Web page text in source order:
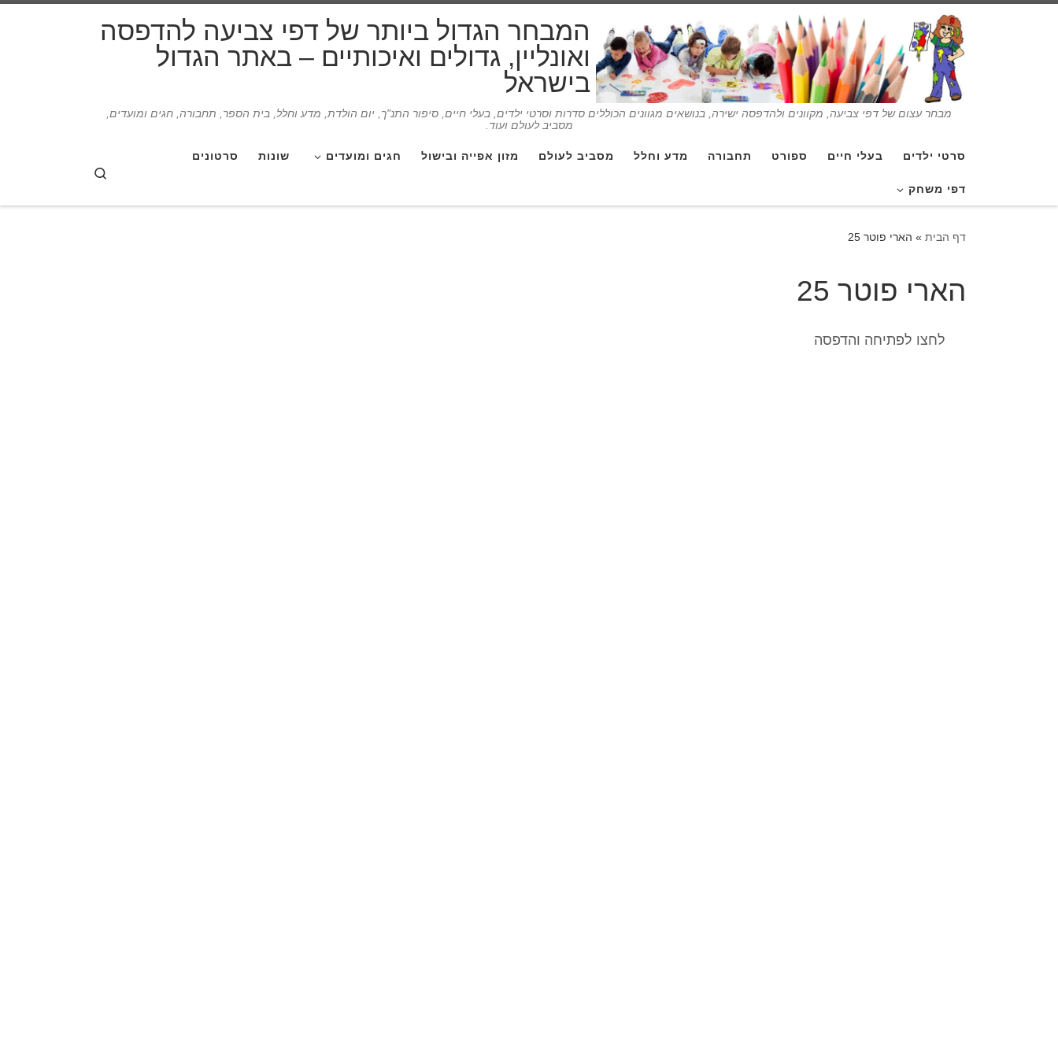
המבחר הגדול ביותר של דפי צביעה להדפסה
ואונליין, גדולים ואיכותיים – באתר הגדול
בישראל
מבחר עצום של דפי צביעה, מקוונים ולהדפסה ישירה, בנושאים מגוונים הכוללים סדרות וסרטי ילדים, בעלי חיים, סיפור התנ"ך, יום הולדת, מדע וחלל, בית הספר, תחבורה, חגים ומועדים,
מסביב לעולם ועוד.
סרטי ילדים בעלי חיים ספורט תחבורה מדע וחלל מסביב לעולם מזון אפייה ובישול חגים ומועדים שונות סרטונים
דפי משחק
דף הבית » הארי פוטר 25
הארי פוטר 25
לחצו לפתיחה והדפסה